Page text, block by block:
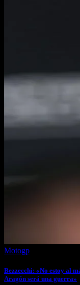
Motogp
Bezzecchi: «No estoy al
Aragón será una guerra»